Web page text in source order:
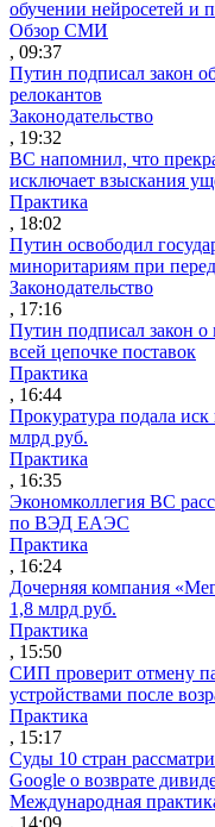
обучении нейросетей и
Обзор СМИ
, 09:37
Путин подписал закон
релокантов
Законодательство
, 19:32
ВС напомнил, что
исключает взыскания
Практика
, 18:02
Путин освободил
миноритариям при
Законодательство
, 17:16
Путин подписал закон
всей цепочке поставок
Практика
, 16:44
Прокуратура подала
млрд руб.
Практика
, 16:35
Экономколлегия ВС
по ВЭД ЕАЭС
Практика
, 16:24
Дочерняя компания
1,8 млрд руб.
Практика
, 15:50
СИП проверит отмену
устройствами после
Практика
, 15:17
Суды 10 стран
Google о возврате
Международная
, 14:09